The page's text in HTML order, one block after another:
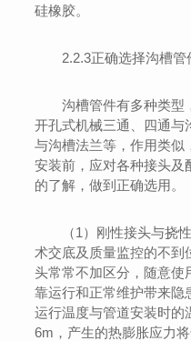
硅橡胶。
2.2.3正确选择沟槽管
沟槽管件有多种类型
开孔式机械三通、四通与
与沟槽法兰等，作用类似
安装前，应对各种接头及
的了解，做到正确选用。
（1）刚性接头与挠
术交底及质量监控的不到
头常常不加区分，随意使
靠运行和正常维护带来隐
运行温度与管道安装时
6m，产生的热膨胀应力